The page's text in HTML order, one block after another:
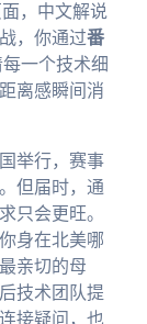
，中文解说
，你通过番
一个技术细
离感瞬间消
举行，赛事
但届时，通
只会更旺。
身在北美哪
亲切的母
技术团队提
接疑问，也